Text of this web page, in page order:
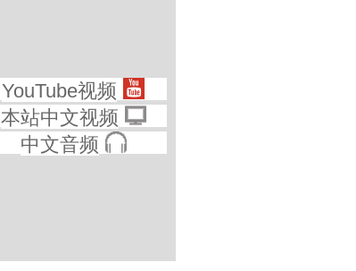
YouTube视频
本站中文视频
中文音频